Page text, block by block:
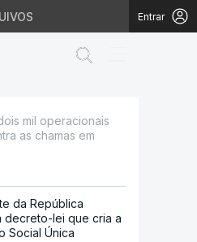
Entrar
em
mil operacionais
as chamas em
da República
decreto-lei que cria a
Social Única